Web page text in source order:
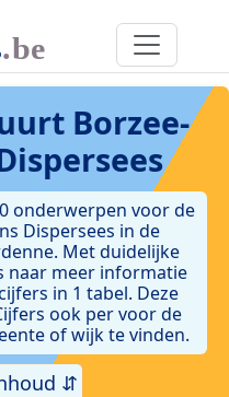
Borzee-
onderwerpen voor de
Dispersees in de
Met duidelijke
naar meer informatie
in 1 tabel. Deze
ook per voor de
of wijk te vinden.
⇵